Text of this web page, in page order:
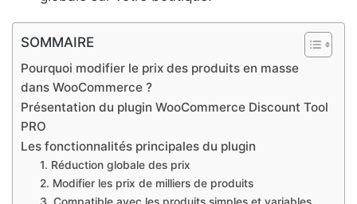
SOMMAIRE
Pourquoi modifier le prix des produits en masse
dans WooCommerce ?
Présentation du plugin WooCommerce Discount Tool
PRO
Les fonctionnalités principales du plugin
1. Réduction globale des prix
2. Modifier les prix de milliers de produits